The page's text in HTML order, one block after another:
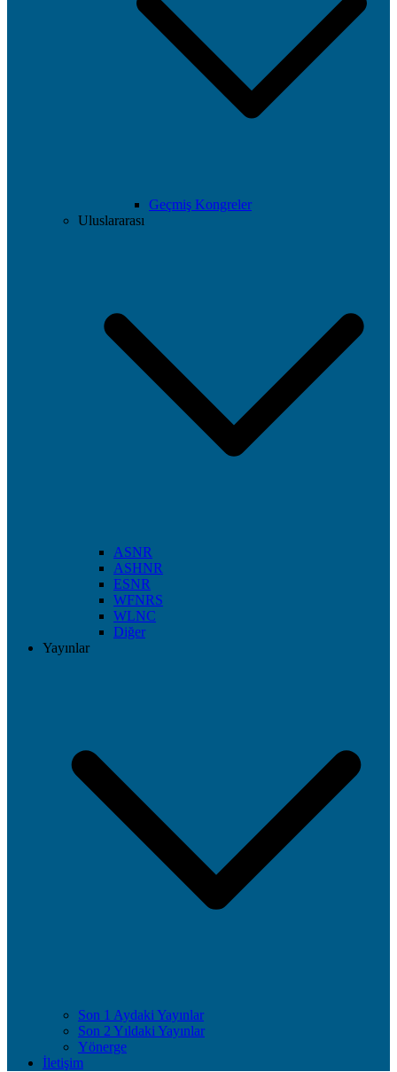
Geçmiş Kongreler
Uluslararası
ASNR
ASHNR
ESNR
WFNRS
WLNC
Diğer
Yayınlar
Son 1 Aydaki Yayınlar
Son 2 Yıldaki Yayınlar
Yönerge
İletişim